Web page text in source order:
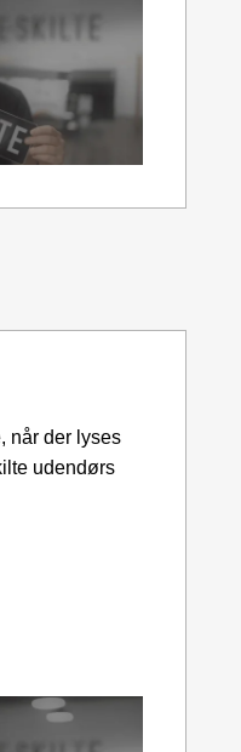
når der lyses
udendørs